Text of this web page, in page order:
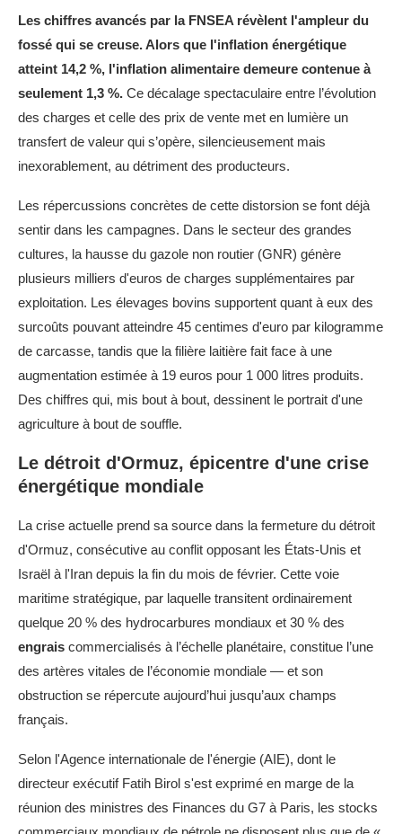
Les chiffres avancés par la FNSEA révèlent l'ampleur du
fossé qui se creuse. Alors que l'inflation énergétique
atteint 14,2 %, l'inflation alimentaire demeure contenue à
seulement 1,3 %. Ce décalage spectaculaire entre l’évolution
des charges et celle des prix de vente met en lumière un
transfert de valeur qui s’opère, silencieusement mais
inexorablement, au détriment des producteurs.
Les répercussions concrètes de cette distorsion se font déjà
sentir dans les campagnes. Dans le secteur des grandes
cultures, la hausse du gazole non routier (GNR) génère
plusieurs milliers d'euros de charges supplémentaires par
exploitation. Les élevages bovins supportent quant à eux des
surcoûts pouvant atteindre 45 centimes d'euro par kilogramme
de carcasse, tandis que la filière laitière fait face à une
augmentation estimée à 19 euros pour 1 000 litres produits.
Des chiffres qui, mis bout à bout, dessinent le portrait d'une
agriculture à bout de souffle.
Le détroit d'Ormuz, épicentre d'une crise
énergétique mondiale
La crise actuelle prend sa source dans la fermeture du détroit
d'Ormuz, consécutive au conflit opposant les États-Unis et
Israël à l'Iran depuis la fin du mois de février. Cette voie
maritime stratégique, par laquelle transitent ordinairement
quelque 20 % des hydrocarbures mondiaux et 30 % des
engrais commercialisés à l’échelle planétaire, constitue l’une
des artères vitales de l’économie mondiale — et son
obstruction se répercute aujourd’hui jusqu’aux champs
français.
Selon l'Agence internationale de l'énergie (AIE), dont le
directeur exécutif Fatih Birol s'est exprimé en marge de la
réunion des ministres des Finances du G7 à Paris, les stocks